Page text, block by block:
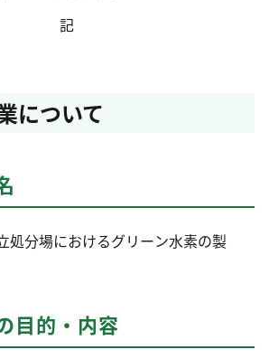
記
について
処分場におけるグリーン水素の製
目的・内容